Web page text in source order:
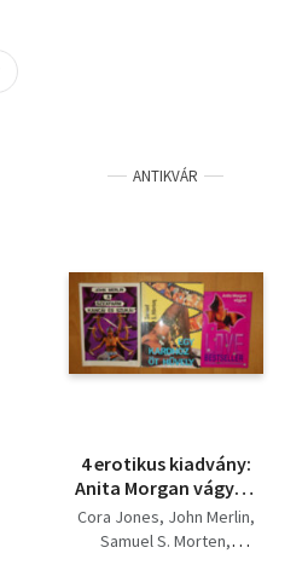
ANTIKVÁR
4 erotikus kiadvány:
Anita Morgan vágyai,
A szexfarm szukái és
kancái, Egy kardhoz
Cora Jones John Merlin
Samuel S. Morten